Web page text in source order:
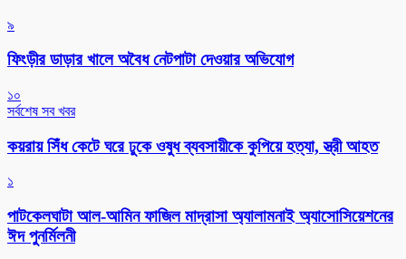
৯
ফিংড়ীর ডাড়ার খালে অবৈধ নেটপাটা দেওয়ার অভিযোগ
১০
সর্বশেষ সব খবর
কয়রায় সিঁধ কেটে ঘরে ঢুকে ওষুধ ব্যবসায়ীকে কুপিয়ে হত্যা, স্ত্রী আহত
১
পাটকেলঘাটা আল-আমিন ফাজিল মাদ্রাসা অ্যালামনাই অ্যাসোসিয়েশনের
ঈদ পুনর্মিলনী